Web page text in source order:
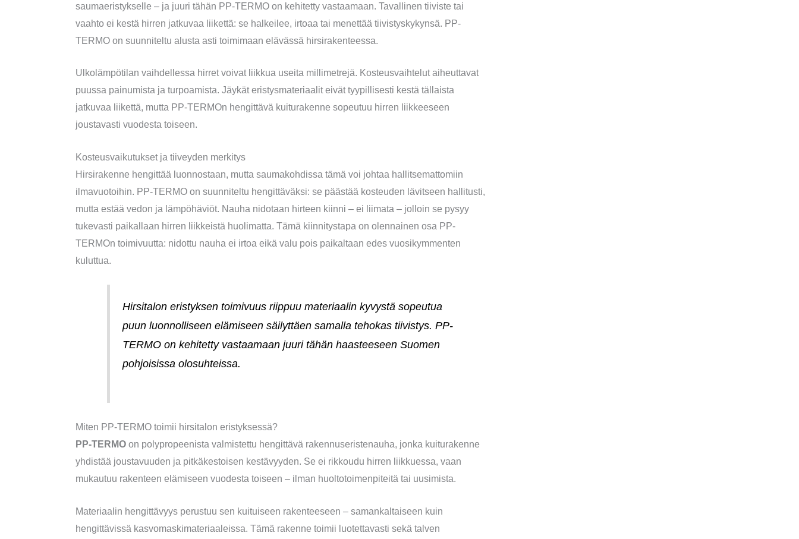
saumaeristykselle – ja juuri tähän PP-TERMO on kehitetty vastaamaan. Tavallinen tiiviste tai
vaahto ei kestä hirren jatkuvaa liikettä: se halkeilee, irtoaa tai menettää tiivistyskykynsä. PP-
TERMO on suunniteltu alusta asti toimimaan elävässä hirsirakenteessa.
Ulkolämpötilan vaihdellessa hirret voivat liikkua useita millimetrejä. Kosteusvaihtelut aiheuttavat
puussa painumista ja turpoamista. Jäykät eristysmateriaalit eivät tyypillisesti kestä tällaista
jatkuvaa liikettä, mutta PP-TERMOn hengittävä kuiturakenne sopeutuu hirren liikkeeseen
joustavasti vuodesta toiseen.
Kosteusvaikutukset ja tiiveyden merkitys
Hirsirakenne hengittää luonnostaan, mutta saumakohdissa tämä voi johtaa hallitsemattomiin
ilmavuotoihin. PP-TERMO on suunniteltu hengittäväksi: se päästää kosteuden lävitseen hallitusti,
mutta estää vedon ja lämpöhäviöt. Nauha nidotaan hirteen kiinni – ei liimata – jolloin se pysyy
tukevasti paikallaan hirren liikkeistä huolimatta. Tämä kiinnitystapa on olennainen osa PP-
TERMOn toimivuutta: nidottu nauha ei irtoa eikä valu pois paikaltaan edes vuosikymmenten
kuluttua.
Hirsitalon eristyksen toimivuus riippuu materiaalin kyvystä sopeutua
puun luonnolliseen elämiseen säilyttäen samalla tehokas tiivistys. PP-
TERMO on kehitetty vastaamaan juuri tähän haasteeseen Suomen
pohjoisissa olosuhteissa.
Miten PP-TERMO toimii hirsitalon eristyksessä?
PP-TERMOon polypropeenista valmistettu hengittävä rakennuseristenauha, jonka kuiturakenne
yhdistää joustavuuden ja pitkäkestoisen kestävyyden. Se ei rikkoudu hirren liikkuessa, vaan
mukautuu rakenteen elämiseen vuodesta toiseen – ilman huoltotoimenpiteitä tai uusimista.
Materiaalin hengittävyys perustuu sen kuituiseen rakenteeseen – samankaltaiseen kuin
hengittävissä kasvomaskimateriaaleissa. Tämä rakenne toimii luotettavasti sekä talven